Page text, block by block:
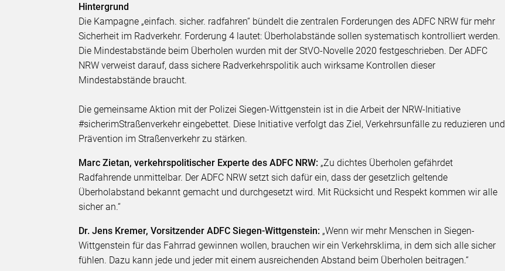
Hintergrund
Die Kampagne „einfach. sicher. radfahren“ bündelt die zentralen Forderungen des ADFC NRW für mehr
Sicherheit im Radverkehr. Forderung 4 lautet: Überholabstände sollen systematisch kontrolliert werden.
Die Mindestabstände beim Überholen wurden mit der StVO-Novelle 2020 festgeschrieben. Der ADFC
NRW verweist darauf, dass sichere Radverkehrspolitik auch wirksame Kontrollen dieser
Mindestabstände braucht.
Die gemeinsame Aktion mit der Polizei Siegen-Wittgenstein ist in die Arbeit der NRW-Initiative
#sicherimStraßenverkehr eingebettet. Diese Initiative verfolgt das Ziel, Verkehrsunfälle zu reduzieren und
Prävention im Straßenverkehr zu stärken.
Marc Zietan, verkehrspolitischer Experte des ADFC NRW: „Zu dichtes Überholen gefährdet
Radfahrende unmittelbar. Der ADFC NRW setzt sich dafür ein, dass der gesetzlich geltende
Überholabstand bekannt gemacht und durchgesetzt wird. Mit Rücksicht und Respekt kommen wir alle
sicher an.“
Dr. Jens Kremer, Vorsitzender ADFC Siegen-Wittgenstein: „Wenn wir mehr Menschen in Siegen-
Wittgenstein für das Fahrrad gewinnen wollen, brauchen wir ein Verkehrsklima, in dem sich alle sicher
fühlen. Dazu kann jede und jeder mit einem ausreichenden Abstand beim Überholen beitragen.“